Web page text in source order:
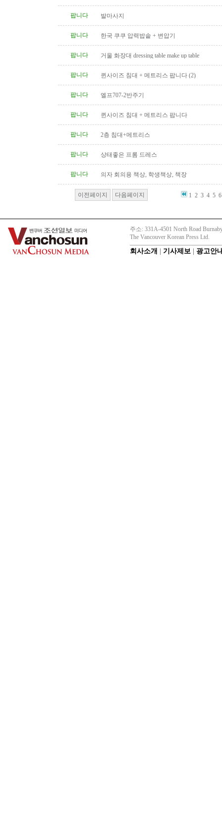
팝니다 발마사지
팝니다 한국 쿠쿠 압력밥솥 + 변압기
팝니다 거울 화장대 dressing table make up table
팝니다 퀸사이즈 침대 + 메트리스 팝니다 (2)
팝니다 엘프707-2반주기
팝니다 퀸사이즈 침대 + 메트리스 팝니다
팝니다 2층 침대+메트리스
팝니다 상태좋은 프롬 드레스
팝니다 의자 회의용 책상, 학생책상, 책장
이전페이지 다음페이지 1 2 3 4 5 6
주소: 331A-4501 North Road
The Vancouver Korean Press Ltd.
회사소개 기사제보 광고안